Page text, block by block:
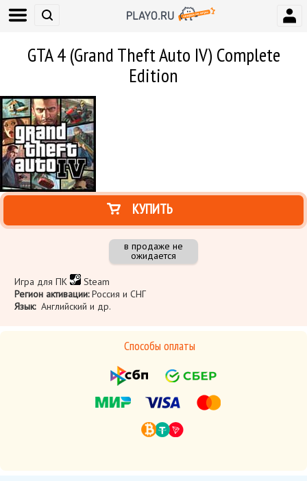
GTA 4 (Grand Theft Auto IV) Complete
Edition
КУПИТЬ
в продаже не
ожидается
Игра для ПК
Steam
Регион активации:Россия и СНГ
Язык:Английский и др.
Способы оплаты